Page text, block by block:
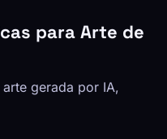
para Arte de
gerada por IA,